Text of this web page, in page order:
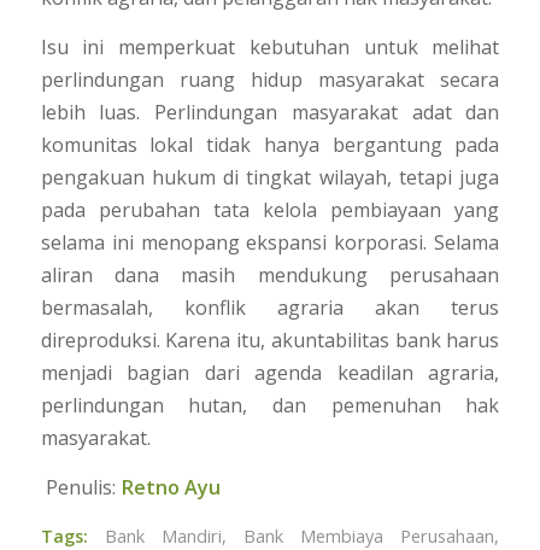
Isu ini memperkuat kebutuhan untuk melihat
perlindungan ruang hidup masyarakat secara
lebih luas. Perlindungan masyarakat adat dan
komunitas lokal tidak hanya bergantung pada
pengakuan hukum di tingkat wilayah, tetapi juga
pada perubahan tata kelola pembiayaan yang
selama ini menopang ekspansi korporasi. Selama
aliran dana masih mendukung perusahaan
bermasalah, konflik agraria akan terus
direproduksi. Karena itu, akuntabilitas bank harus
menjadi bagian dari agenda keadilan agraria,
perlindungan hutan, dan pemenuhan hak
masyarakat.
Penulis: Retno Ayu
Tags: Bank Mandiri, Bank Membiaya Perusahaan,